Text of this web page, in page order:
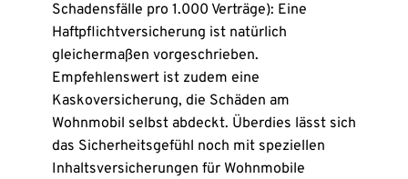
Schadensfälle pro 1.000 Verträge): Eine
Haftpflichtversicherung ist natürlich
gleichermaßen vorgeschrieben.
Empfehlenswert ist zudem eine
Kaskoversicherung, die Schäden am
Wohnmobil selbst abdeckt. Überdies lässt sich
das Sicherheitsgefühl noch mit speziellen
Inhaltsversicherungen für Wohnmobile